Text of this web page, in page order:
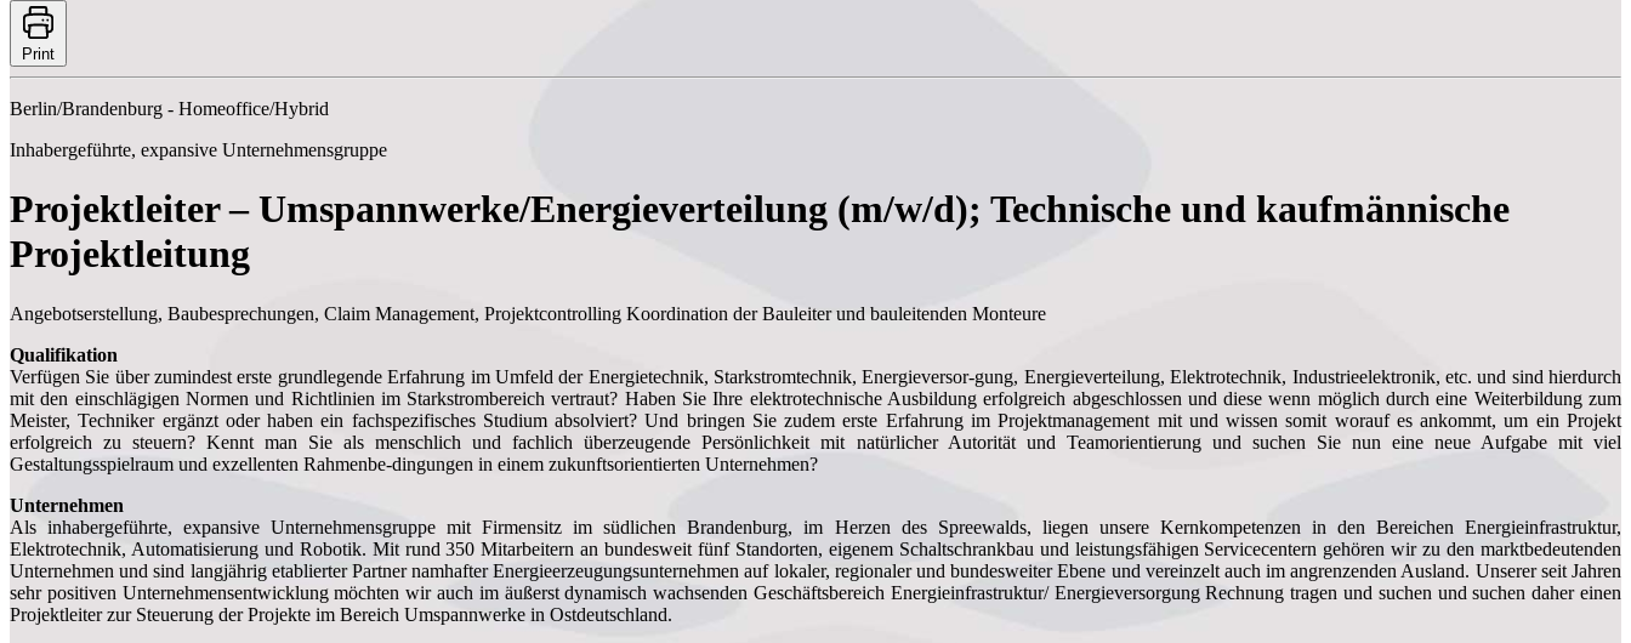
Print
Berlin/Brandenburg - Homeoffice/Hybrid
Inhabergeführte, expansive Unternehmensgruppe
Projektleiter – Umspannwerke/Energieverteilung (m/w/d); Technische und kaufmännische
Projektleitung
Angebotserstellung, Baubesprechungen, Claim Management, Projektcontrolling Koordination der Bauleiter und bauleitenden Monteure
Qualifikation
Verfügen Sie über zumindest erste grundlegende Erfahrung im Umfeld der Energietechnik, Starkstromtechnik, Energieversor-gung, Energieverteilung, Elektrotechnik, Industrieelektronik, etc. und sind hierdurch
mit den einschlägigen Normen und Richtlinien im Starkstrombereich vertraut? Haben Sie Ihre elektrotechnische Ausbildung erfolgreich abgeschlossen und diese wenn möglich durch eine Weiterbildung zum
Meister, Techniker ergänzt oder haben ein fachspezifisches Studium absolviert? Und bringen Sie zudem erste Erfahrung im Projektmanagement mit und wissen somit worauf es ankommt, um ein Projekt
erfolgreich zu steuern? Kennt man Sie als menschlich und fachlich überzeugende Persönlichkeit mit natürlicher Autorität und Teamorientierung und suchen Sie nun eine neue Aufgabe mit viel
Gestaltungsspielraum und exzellenten Rahmenbe-dingungen in einem zukunftsorientierten Unternehmen?
Unternehmen
Als inhabergeführte, expansive Unternehmensgruppe mit Firmensitz im südlichen Brandenburg, im Herzen des Spreewalds, liegen unsere Kernkompetenzen in den Bereichen Energieinfrastruktur,
Elektrotechnik, Automatisierung und Robotik. Mit rund 350 Mitarbeitern an bundesweit fünf Standorten, eigenem Schaltschrankbau und leistungsfähigen Servicecentern gehören wir zu den marktbedeutenden
Unternehmen und sind langjährig etablierter Partner namhafter Energieerzeugungsunternehmen auf lokaler, regionaler und bundesweiter Ebene und vereinzelt auch im angrenzenden Ausland. Unserer seit Jahren
sehr positiven Unternehmensentwicklung möchten wir auch im äußerst dynamisch wachsenden Geschäftsbereich Energieinfrastruktur/ Energieversorgung Rechnung tragen und suchen und suchen daher einen
Projektleiter zur Steuerung der Projekte im Bereich Umspannwerke in Ostdeutschland.